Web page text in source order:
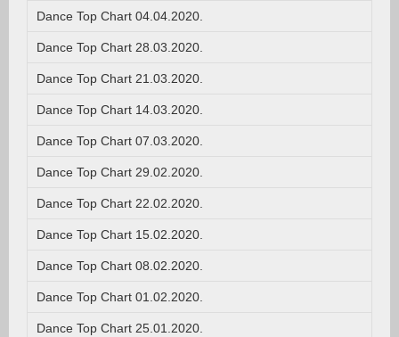
Dance Top Chart 04.04.2020.
Dance Top Chart 28.03.2020.
Dance Top Chart 21.03.2020.
Dance Top Chart 14.03.2020.
Dance Top Chart 07.03.2020.
Dance Top Chart 29.02.2020.
Dance Top Chart 22.02.2020.
Dance Top Chart 15.02.2020.
Dance Top Chart 08.02.2020.
Dance Top Chart 01.02.2020.
Dance Top Chart 25.01.2020.